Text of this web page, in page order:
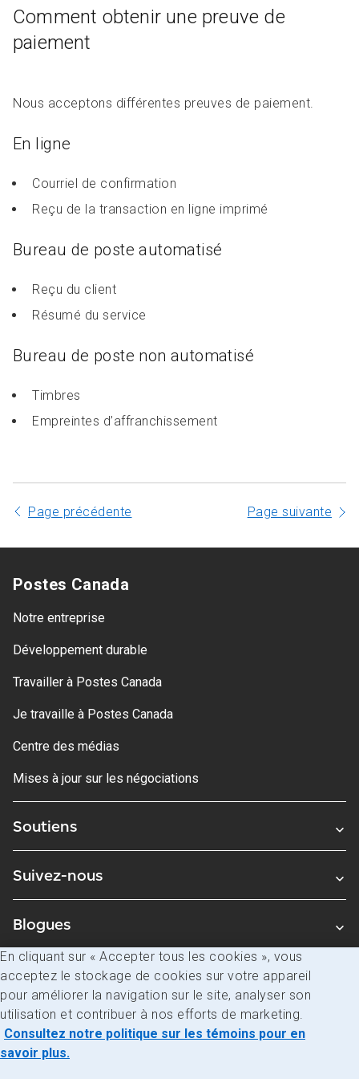
Comment obtenir une preuve de
paiement
Nous acceptons différentes preuves de paiement.
En ligne
Courriel de confirmation
Reçu de la transaction en ligne imprimé
Bureau de poste automatisé
Reçu du client
Résumé du service
Bureau de poste non automatisé
Timbres
Empreintes d’affranchissement
Page précédente Page suivante
Postes Canada
Notre entreprise
Développement durable
Travailler à Postes Canada
Je travaille à Postes Canada
Centre des médias
Mises à jour sur les négociations
Soutiens
Suivez-nous
Blogues
Avis juridiques
Confidentialité
Accès à l’information
En cliquant sur « Accepter tous les cookies », vous
acceptez le stockage de cookies sur votre appareil
pour améliorer la navigation sur le site, analyser son
utilisation et contribuer à nos efforts de marketing.
Consultez notre politique sur les témoins pour en
savoir plus.